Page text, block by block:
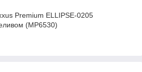
Premium ELLIPSE-0205
(MP6530)